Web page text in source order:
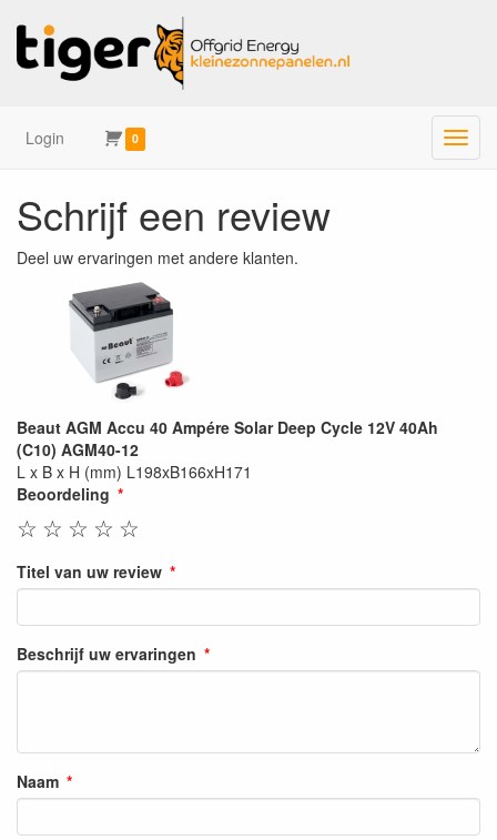
Login 0 Menu
Schrijf een review
Deel uw ervaringen met andere klanten.
Beaut AGM Accu 40 Ampére Solar Deep Cycle 12V 40Ah
(C10) AGM40-12
L x B x H (mm) L198xB166xH171
Beoordeling
☆
☆
☆
☆
☆
Titel van uw review
Beschrijf uw ervaringen
Naam